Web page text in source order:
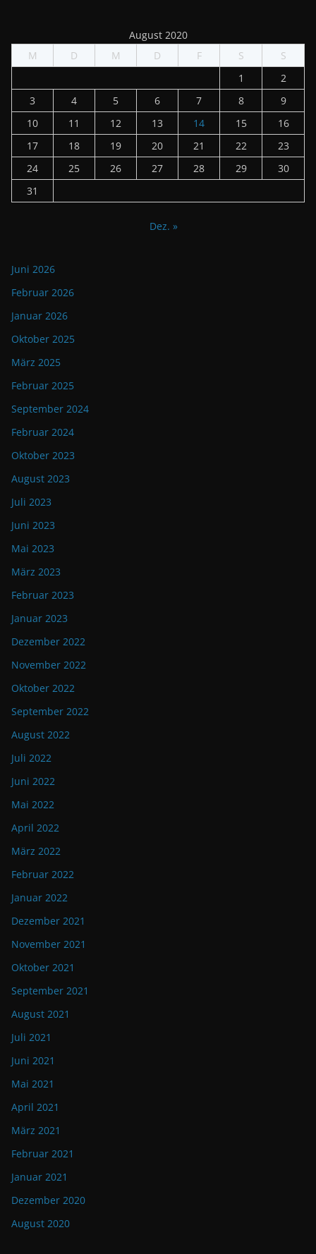
August 2020
M
D M D F S
S
1
2
3
4 5 6 7 8
9
10
11 12 13 14 15
16
17
18 19 20 21 22
23
24
25 26 27 28 29
30
31
Dez. »
Juni 2026
Februar 2026
Januar 2026
Oktober 2025
März 2025
Februar 2025
September 2024
Februar 2024
Oktober 2023
August 2023
Juli 2023
Juni 2023
Mai 2023
März 2023
Februar 2023
Januar 2023
Dezember 2022
November 2022
Oktober 2022
September 2022
August 2022
Juli 2022
Juni 2022
Mai 2022
April 2022
März 2022
Februar 2022
Januar 2022
Dezember 2021
November 2021
Oktober 2021
September 2021
August 2021
Juli 2021
Juni 2021
Mai 2021
April 2021
März 2021
Februar 2021
Januar 2021
Dezember 2020
August 2020